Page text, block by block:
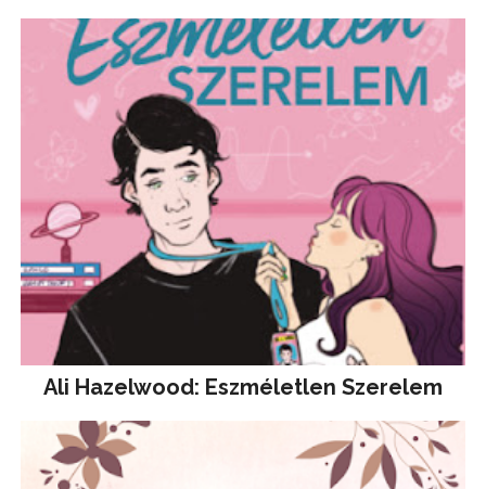
Ali Hazelwood: Eszméletlen Szerelem